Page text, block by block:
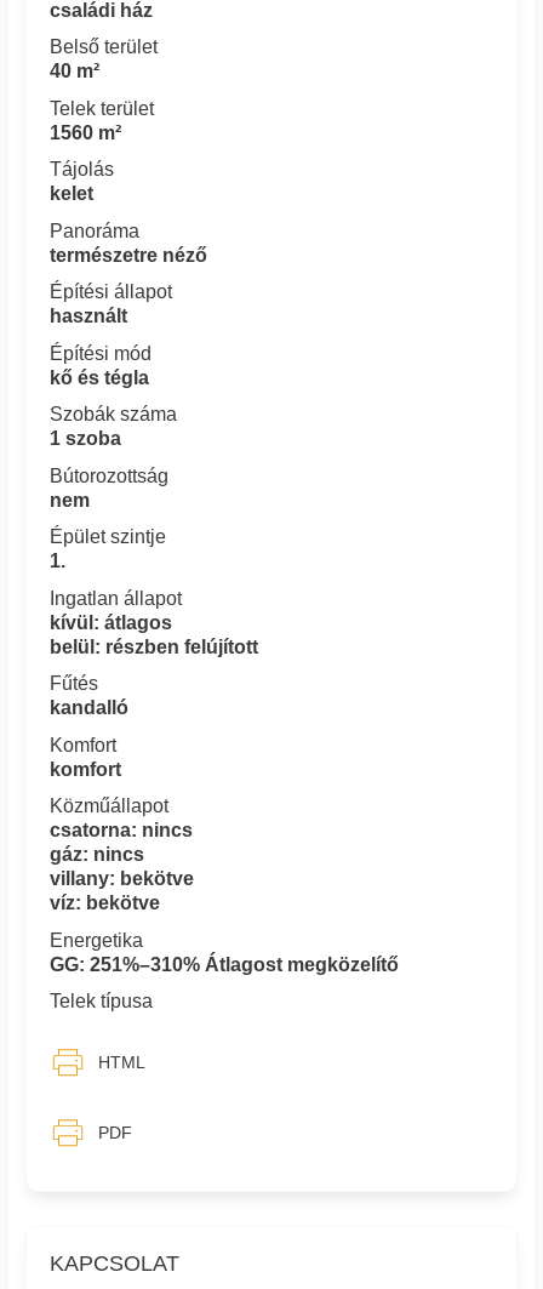
KAPCSOLAT
családi ház
Belső terület
40 m²
Telek terület
1560 m²
Tájolás
kelet
Panoráma
természetre néző
Építési állapot
használt
Építési mód
kő és tégla
Szobák száma
1 szoba
Bútorozottság
nem
Épület szintje
1.
Ingatlan állapot
kívül: átlagos
belül: részben felújított
Fűtés
kandalló
Komfort
komfort
Közműállapot
csatorna: nincs
gáz: nincs
villany: bekötve
víz: bekötve
Energetika
GG: 251%–310% Átlagost megközelítő
Telek típusa
HTML
PDF